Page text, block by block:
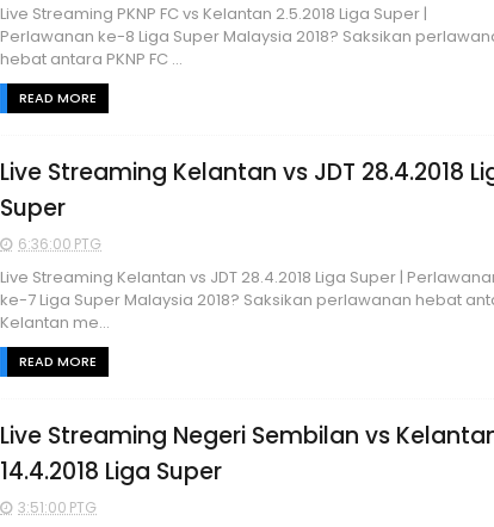
Live Streaming PKNP FC vs Kelantan 2.5.2018 Liga Super |
Perlawanan ke-8 Liga Super Malaysia 2018? Saksikan
hebat antara PKNP FC ...
READ MORE
Live Streaming Kelantan vs JDT 28.4.2018
Super
6:36:00 PTG
Live Streaming Kelantan vs JDT 28.4.2018 Liga Super |
ke-7 Liga Super Malaysia 2018? Saksikan perlawanan hebat
Kelantan me...
READ MORE
Live Streaming Negeri Sembilan vs
14.4.2018 Liga Super
3:51:00 PTG